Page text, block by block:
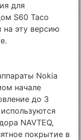
для
S60 Taco
на эту версию
Nokia
начале
до 3
NAVTEQ,
покрытие в